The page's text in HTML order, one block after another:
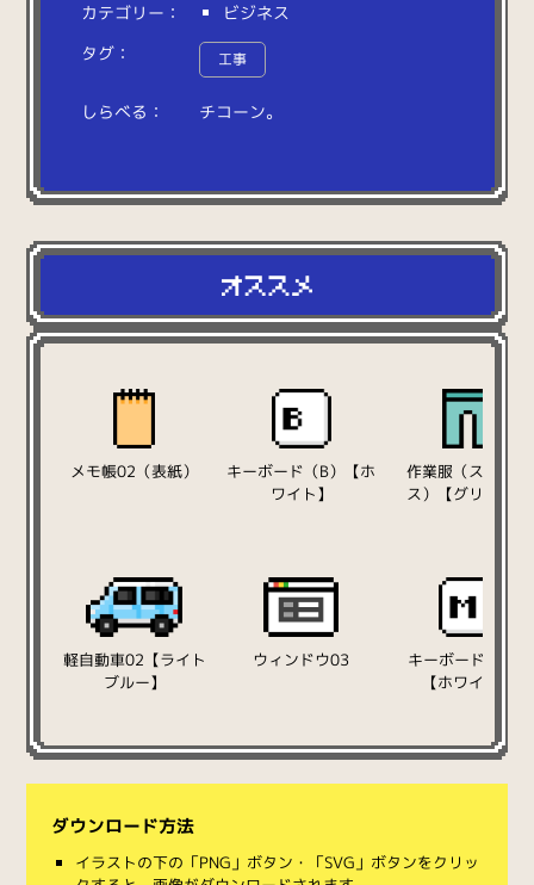
カテゴリー：
ビジネス
タグ：
工事
しらべる： チコーン。
メモ帳02（表紙）
キーボード（B）【ホ
ワイト】
作業服（スラック
ス）【グリーン】
軽自動車02【ライト
ブルー】
ウィンドウ03
キーボード（M）
【ホワイト】
ダウンロード方法
イラストの下の「PNG」ボタン・「SVG」ボタンをクリッ